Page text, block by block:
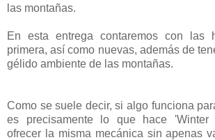
las montañas.
En esta entrega contaremos con las
primera, así como nuevas, además de
gélido ambiente de las montañas.
Como se suele decir, si algo funciona
es precisamente lo que hace 'Winter
ofrecer la misma mecánica sin apenas